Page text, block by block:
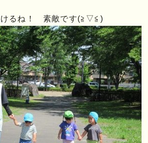
けるね！ 素敵です(≧▽≦)